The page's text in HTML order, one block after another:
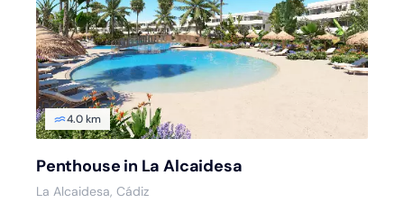
4.0 km
Penthouse in La Alcaidesa
La Alcaidesa, Cádiz